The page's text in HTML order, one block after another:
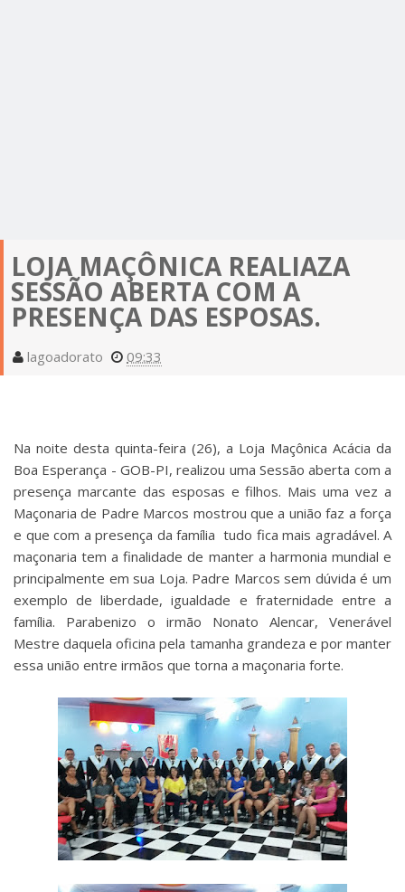
LOJA MAÇÔNICA REALIAZA
SESSÃO ABERTA COM A
PRESENÇA DAS ESPOSAS.
lagoadorato 09:33
Na noite desta quinta-feira (26), a Loja Maçônica Acácia da
Boa Esperança - GOB-PI, realizou uma Sessão aberta com a
presença marcante das esposas e filhos. Mais uma vez a
Maçonaria de Padre Marcos mostrou que a união faz a força
e que com a presença da família tudo fica mais agradável. A
maçonaria tem a finalidade de manter a harmonia mundial e
principalmente em sua Loja. Padre Marcos sem dúvida é um
exemplo de liberdade, igualdade e fraternidade entre a
família. Parabenizo o irmão Nonato Alencar, Venerável
Mestre daquela oficina pela tamanha grandeza e por manter
essa união entre irmãos que torna a maçonaria forte.